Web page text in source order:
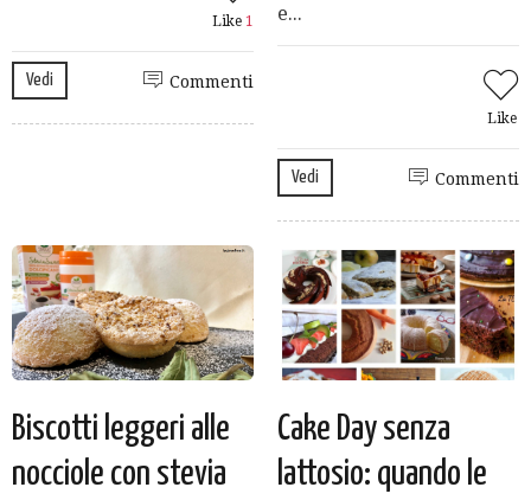
Like 1
Vedi Commenti
e...
Like
Vedi Commenti
Biscotti leggeri alle
nocciole con stevia
Cake Day senza
lattosio: quando le